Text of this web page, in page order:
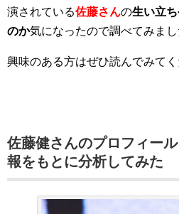
演されている佐藤さんの生い立
のか気になったので調べてみまし
興味のある方はぜひ読んでみてく
佐藤健さんのプロフィー
報をもとに分析してみた